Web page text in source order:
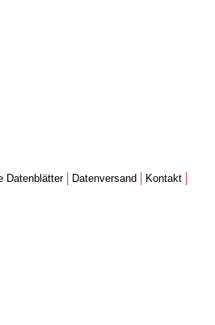
Datenblätter | Datenversand | Kontakt |